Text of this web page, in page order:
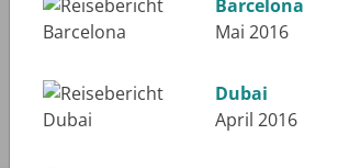
Barcelona
Mai 2016
Dubai
April 2016